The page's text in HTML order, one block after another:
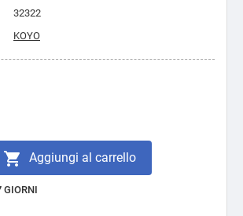
32322
KOYO
 Aggiungi al carrello
GIORNI